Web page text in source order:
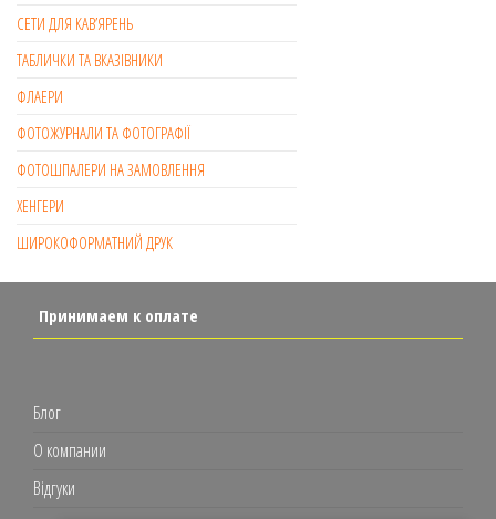
СЕТИ ДЛЯ КАВ’ЯРЕНЬ
ТАБЛИЧКИ ТА ВКАЗІВНИКИ
ФЛАЕРИ
ФОТОЖУРНАЛИ ТА ФОТОГРАФІЇ
ФОТОШПАЛЕРИ НА ЗАМОВЛЕННЯ
ХЕНГЕРИ
ШИРОКОФОРМАТНИЙ ДРУК
Принимаем к оплате
Блог
О компании
Відгуки